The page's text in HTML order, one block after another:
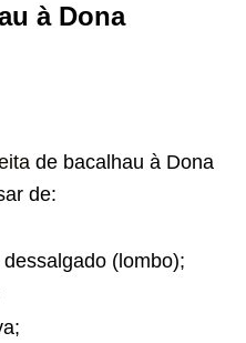
à Dona
de bacalhau à Dona
de:
(lombo);